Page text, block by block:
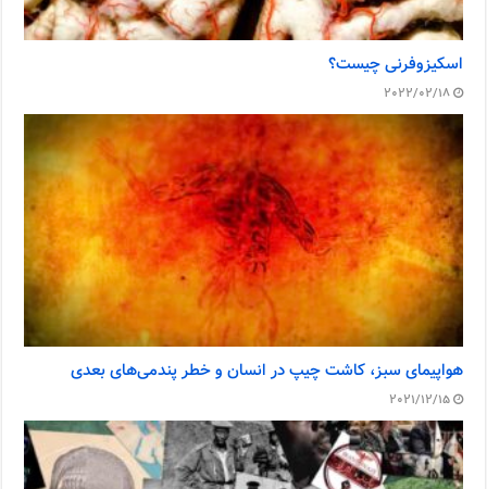
اسکیزوفرنی چیست؟
2022/02/18
هواپیمای سبز، کاشت چیپ در انسان و خطر پندمی‌های بعدی
2021/12/15